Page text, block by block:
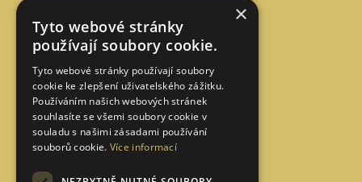
×
Tyto webové stránky
používají soubory cookie.
Tyto webové stránky používají soubory
cookie ke zlepšení uživatelského zážitku.
Používáním našich webových stránek
souhlasíte se všemi soubory cookie v
souladu s našimi zásadami používání
souborů cookie. Více informací